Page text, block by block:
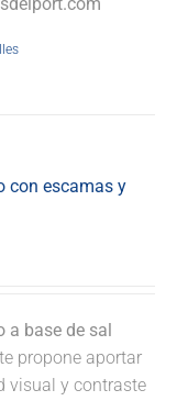
con escamas y
a base de sal
propone aportar
visual y contraste